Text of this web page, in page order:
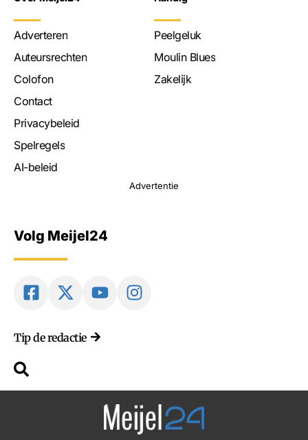
Adverteren
Auteursrechten
Colofon
Contact
Privacybeleid
Spelregels
AI-beleid
Peelgeluk
Moulin Blues
Zakelijk
Advertentie
Volg Meijel24
Tip de redactie